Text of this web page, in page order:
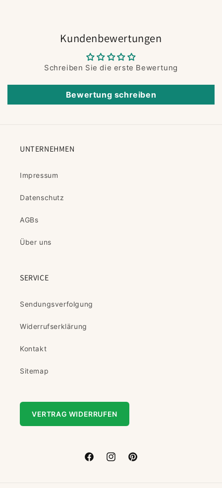
Kundenbewertungen
Schreiben Sie die erste Bewertung
Bewertung schreiben
UNTERNEHMEN
Impressum
Datenschutz
AGBs
Über uns
SERVICE
Sendungsverfolgung
Widerrufserklärung
Kontakt
Sitemap
VERTRAG WIDERRUFEN
FacebookInstagramPinterest